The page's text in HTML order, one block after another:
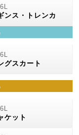
ンス・トレンカ
グスカート
ケット